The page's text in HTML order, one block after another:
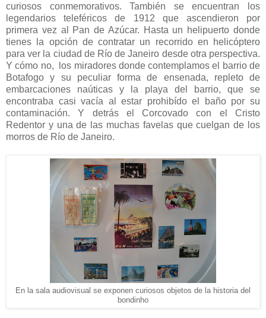
curiosos conmemorativos. También se encuentran los
legendarios teleféricos de 1912 que ascendieron por
primera vez al Pan de Azúcar. Hasta un helipuerto donde
tienes la opción de contratar un recorrido en helicóptero
para ver la ciudad de Río de Janeiro desde otra perspectiva.
Y cómo no, los miradores donde contemplamos el barrio de
Botafogo y su peculiar forma de ensenada, repleto de
embarcaciones naúticas y la playa del barrio, que se
encontraba casi vacía al estar prohibído el baño por su
contaminación. Y detrás el Corcovado con el Cristo
Redentor y una de las muchas favelas que cuelgan de los
morros de Río de Janeiro.
En la sala audiovisual se exponen curiosos objetos de la historia del
bondinho